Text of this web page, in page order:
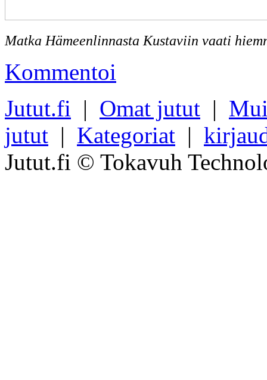
Matka Hämeenlinnasta Kustaviin vaati
Kommentoi
Jutut.fi | Omat jutut |
jutut | Kategoriat |
Jutut.fi © Tokavuh